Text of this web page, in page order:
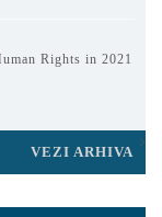
Rights in 2021
VEZI ARHIVA